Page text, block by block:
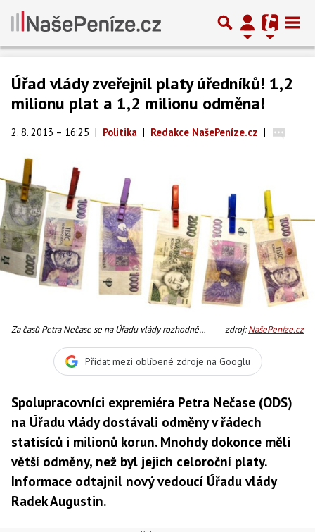
Úřad vlády zveřejnil platy úředníků! 1,2
milionu plat a 1,2 milionu odměna!
2. 8. 2013 – 16:25 | Politika | Redakce NašePeníze.cz |
Za časů Petra Nečase se na Úřadu vlády rozhodně
šéf vlády je svým spolupracovníků. Ti totiž pravidelně
dostávali opravdu závratné odměny. Například bývalý
zdroj:NašePeníze.cz
Přidat mezi oblíbené zdroje na Googlu
Spolupracovníci expremiéra Petra Nečase (ODS)
na Úřadu vlády dostávali odměny v řádech
statisíců i milionů korun. Mnohdy dokonce měli
větší odměny, než byl jejich celoroční platy.
Informace odtajnil nový vedoucí Úřadu vlády
Radek Augustin.